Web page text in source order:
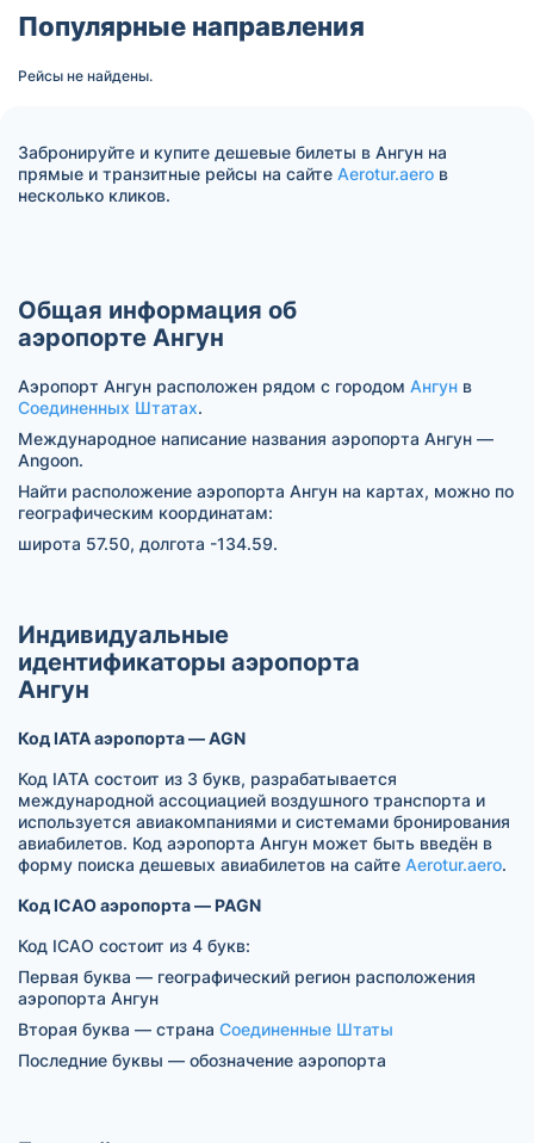
Популярные направления
Рейсы не найдены.
Забронируйте и купите дешевые билеты в Ангун на
прямые и транзитные рейсы на сайте Aerotur.aero в
несколько кликов.
Общая информация об
аэропорте Ангун
Аэропорт Ангун расположен рядом с городом Ангун в
Соединенных Штатах.
Международное написание названия аэропорта Ангун —
Angoon.
Найти расположение аэропорта Ангун на картах, можно по
географическим координатам:
широта 57.50, долгота -134.59.
Индивидуальные
идентификаторы аэропорта
Ангун
Код IATA аэропорта — AGN
Код IATA состоит из 3 букв, разрабатывается
международной ассоциацией воздушного транспорта и
используется авиакомпаниями и системами бронирования
авиабилетов. Код аэропорта Ангун может быть введён в
форму поиска дешевых авиабилетов на сайте Aerotur.aero.
Код ICAO аэропорта — PAGN
Код ICAO состоит из 4 букв:
Первая буква — географический регион расположения
аэропорта Ангун
Вторая буква — страна Соединенные Штаты
Последние буквы — обозначение аэропорта